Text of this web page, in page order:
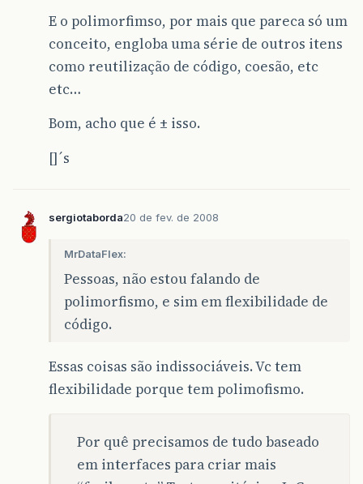
E o polimorfimso, por mais que pareca só um
conceito, engloba uma série de outros itens
como reutilização de código, coesão, etc
etc…
Bom, acho que é ± isso.
[]´s
sergiotaborda20 de fev. de 2008
MrDataFlex:
Pessoas, não estou falando de
polimorfismo, e sim em flexibilidade de
código.
Essas coisas são indissociáveis. Vc tem
flexibilidade porque tem polimofismo.
Por quê precisamos de tudo baseado
em interfaces para criar mais